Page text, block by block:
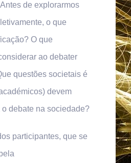
de explorarmos
o que
O que
ao debater
questões societais é
devem
debate na sociedade?
participantes, que se